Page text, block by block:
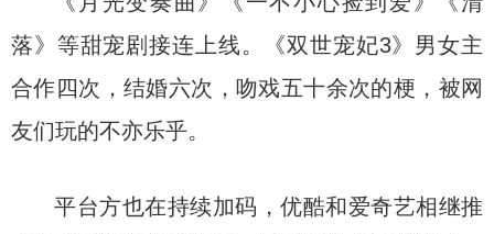
落》等甜宠剧接连上线。《双世宠妃3》男女主
合作四次，结婚六次，吻戏五十余次的梗，被网
友们玩的不亦乐乎。
平台方也在持续加码，优酷和爱奇艺相继推